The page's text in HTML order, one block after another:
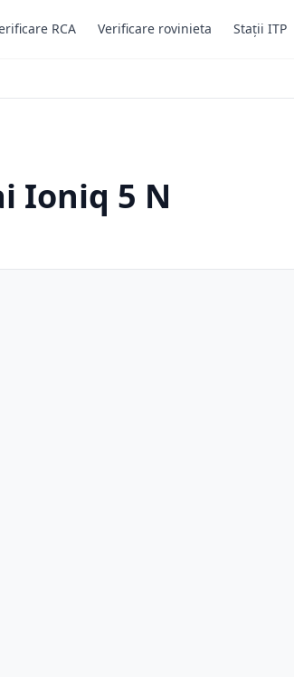
RCA Verificare rovinieta Stații ITP
Ioniq 5 N